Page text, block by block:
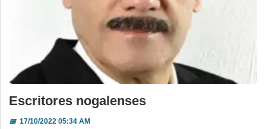
Escritores nogalenses
📅17/10/2022 05:34 AM